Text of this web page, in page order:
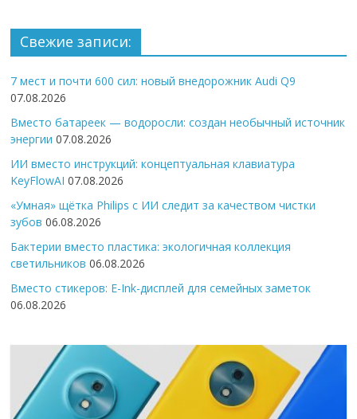
Свежие записи:
7 мест и почти 600 сил: новый внедорожник Audi Q9
07.08.2026
Вместо батареек — водоросли: создан необычный источник
энергии 07.08.2026
ИИ вместо инструкций: концептуальная клавиатура
KeyFlowAI 07.08.2026
«Умная» щётка Philips с ИИ следит за качеством чистки
зубов 06.08.2026
Бактерии вместо пластика: экологичная коллекция
светильников 06.08.2026
Вместо стикеров: E-Ink-дисплей для семейных заметок
06.08.2026